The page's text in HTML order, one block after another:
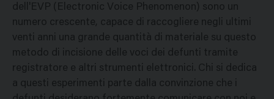
dell'EVP (Electronic Voice Phenomenon) sono un
numero crescente, capace di raccogliere negli ultimi
venti anni una grande quantità di materiale su questo
metodo di incisione delle voci dei defunti tramite
registratore e altri strumenti elettronici. Chi si dedica
a questi esperimenti parte dalla convinzione che i